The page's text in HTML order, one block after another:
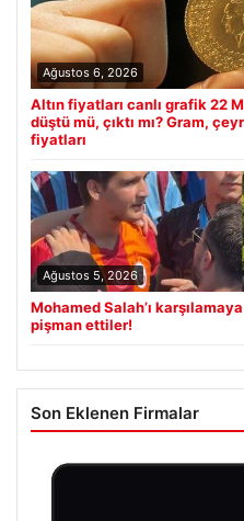
Ağustos 6, 2026
Altın fiyatları canlı grafik 22
düştü mü, çıktı mı? Gram,
fiyatları
Ağustos 5, 2026
Mohamed Salah’ı
pişman ettiler!
Son Eklenen Firmalar